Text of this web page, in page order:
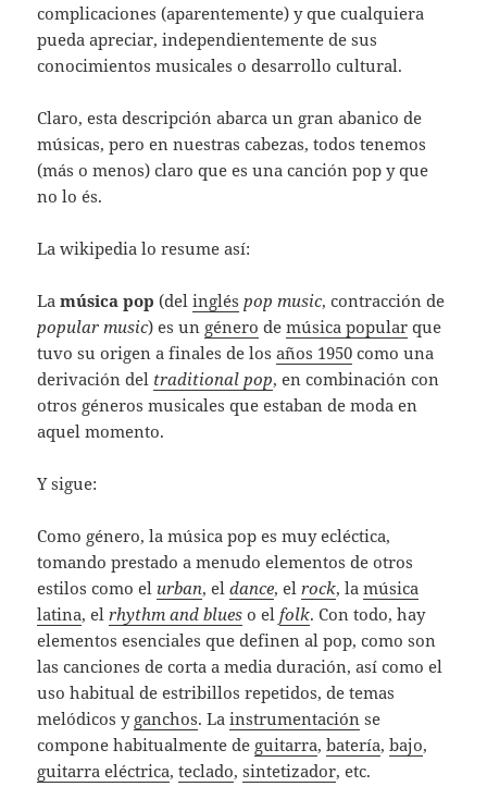
complicaciones (aparentemente) y que cualquiera
pueda apreciar, independientemente de sus
conocimientos musicales o desarrollo cultural.
Claro, esta descripción abarca un gran abanico de
músicas, pero en nuestras cabezas, todos tenemos
(más o menos) claro que es una canción pop y que
no lo és.
La wikipedia lo resume así:
Lamúsica pop (delinglés pop music, contracción de
popular music) es un género demúsica popular que
tuvo su origen a finales de losaños 1950 como una
derivación del traditional pop, en combinación con
otros géneros musicales que estaban de moda en
aquel momento.
Y sigue:
Como género, la música pop es muy ecléctica,
tomando prestado a menudo elementos de otros
estilos como el urban, eldance, elrock, lamúsica
latina, elrhythm and blues o elfolk. Con todo, hay
elementos esenciales que definen al pop, como son
las canciones de corta a media duración, así como el
uso habitual de estribillos repetidos, de temas
melódicos y ganchos. Lainstrumentación se
compone habitualmente de guitarra,batería,bajo,
guitarra eléctrica,teclado,sintetizador, etc.